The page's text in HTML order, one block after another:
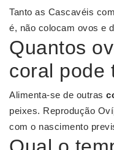
Tanto as Cascavéis
é, não colocam ovos e
Quantos
coral pode
Alimenta-se de outras
peixes. Reprodução
com o nascimento